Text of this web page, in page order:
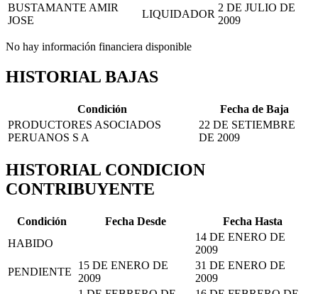
BUSTAMANTE AMIR
JOSE
LIQUIDADOR
2 DE JULIO DE
2009
No hay información financiera disponible
HISTORIAL BAJAS
Condición
Fecha de Baja
PRODUCTORES ASOCIADOS
PERUANOS S A
22 DE SETIEMBRE
DE 2009
HISTORIAL CONDICION
CONTRIBUYENTE
Condición Fecha Desde
Fecha Hasta
HABIDO
14 DE ENERO DE
2009
PENDIENTE
15 DE ENERO DE
2009
31 DE ENERO DE
2009